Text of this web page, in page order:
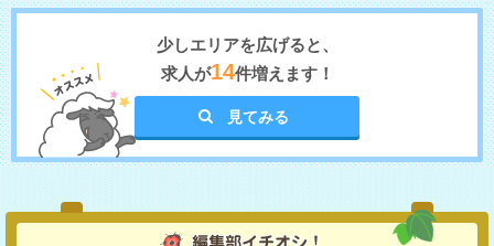
少しエリアを広げると、
求人が14件増えます！
見てみる